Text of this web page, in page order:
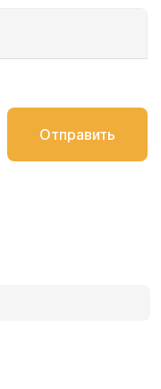
Отправить